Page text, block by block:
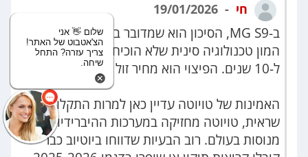
חי
ב-MG S9, הסיכון הוא שמדובר בדגם חדש עם
המון טכנולוגיה סינית שלא הוכיחה את עצמה
ל-10 שנים. הפיצוי הוא מחיר זול ו-7 שנות אחריות.
האמינות של טויוטה עדיין כאן למרות התקלות
שראית, טויוטה מחזיקה במערכות ההיברידיות הכי
מנוסות בעולם. רוב הבעיות שדווחו ביוטיוב כבר
שלום 👋 אני
הצ'אטבוט של האתר!
צריך עזרה? התחל
שיחה.